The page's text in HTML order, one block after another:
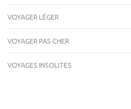
VOYAGER LÉGER
VOYAGER PAS CHER
VOYAGES INSOLITES